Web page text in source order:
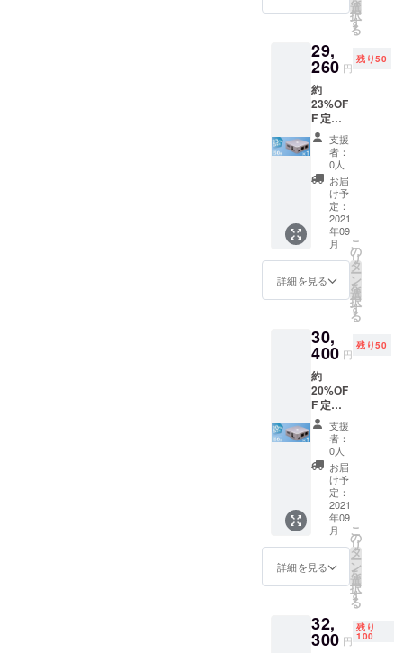
語) 説明
送料込
み
選
択
す
る
29,
260 円
残り50
約
23%OF
F 定
価：
￥38,00
ト内容
本体 ×
１ 電源
ケーブ
ル LAN
ケーブ
ル 保証
書(日本
語) 説明
送料込
み
支援
者：
0人
お届
け予
定：
2021
年09
月
詳細を見る
こ
の
リ
タ
ー
ン
を
選
択
す
る
30,
400 円
残り50
約
20%OF
F 定
価：
￥38,00
ト内容
本体 ×
１ 電源
ケーブ
ル LAN
ケーブ
ル 保証
書(日本
語) 説明
送料込
み
支援
者：
0人
お届
け予
定：
2021
年09
月
詳細を見る
こ
の
リ
タ
ー
ン
を
選
択
す
る
32,
300 円
残り
100